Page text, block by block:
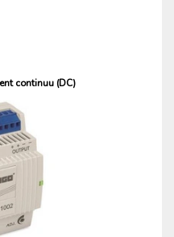
continuu (DC)